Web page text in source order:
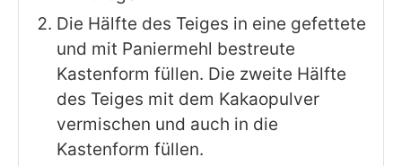
Die Hälfte des Teiges in eine gefettete
und mit Paniermehl bestreute
Kastenform füllen. Die zweite Hälfte
des Teiges mit dem Kakaopulver
vermischen und auch in die
Kastenform füllen.